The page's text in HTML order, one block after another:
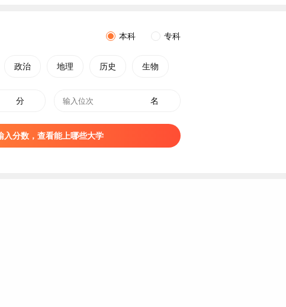
政府在文化传媒领域合作创建的产学研一体化职业教育培训基地，
人才培训基地”“数字出版高端人才培养基地”及“全媒体采编人才培
本科 专科
政治 地理 历史 生物
分 名
入分数，查看能上哪些大学